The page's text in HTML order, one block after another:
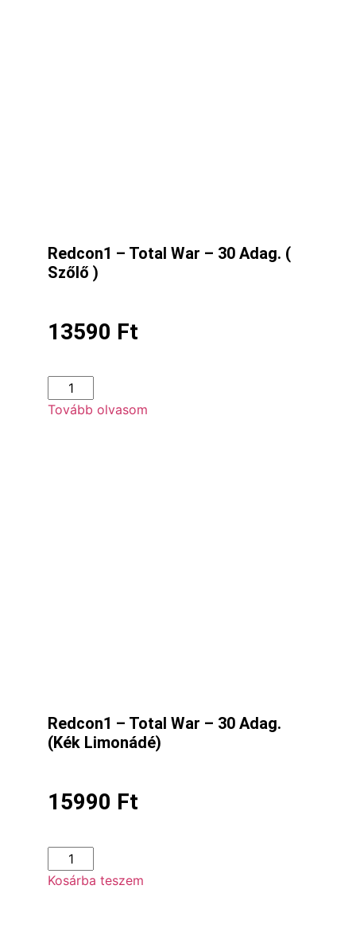
Redcon1 – Total War – 30 Adag. (
Szőlő )
13590 Ft
Tovább olvasom
Redcon1 – Total War – 30 Adag.
(Kék Limonádé)
15990 Ft
Kosárba teszem